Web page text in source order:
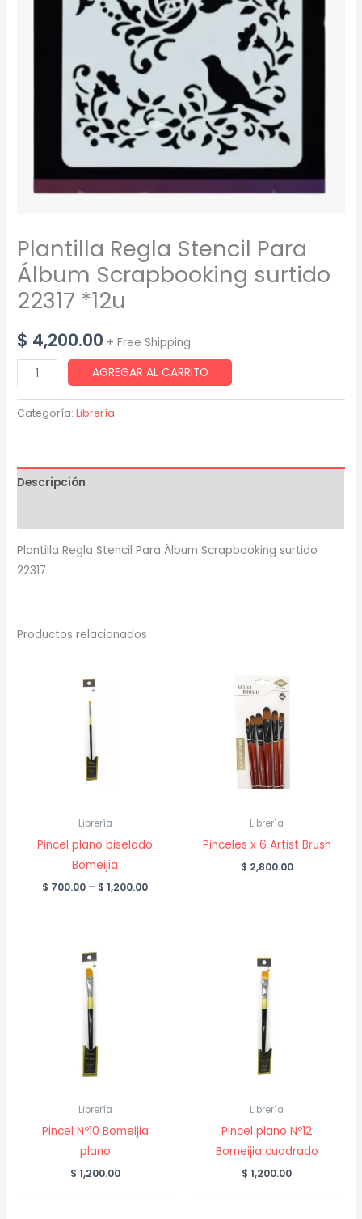
Plantilla Regla Stencil Para
Álbum Scrapbooking surtido
22317 *12u
$ 4,200.00 + Free Shipping
Plantilla
Regla
Stencil
Scrapbooking
surtido
*12u
cantidad
AGREGAR AL CARRITO
Categoría:Librería
Descripción
Plantilla Regla Stencil Para Álbum Scrapbooking surtido
22317
Productos relacionados
Librería
Pincel plano biselado
Bomeijia
$ 700.00 – $ 1,200.00Price
Librería
Pinceles x 6 Artist Brush
$ 2,800.00
Librería
Pincel Nº10 Bomeijia
plano
$ 1,200.00
Librería
Pincel plano Nº12
Bomeijia cuadrado
$ 1,200.00